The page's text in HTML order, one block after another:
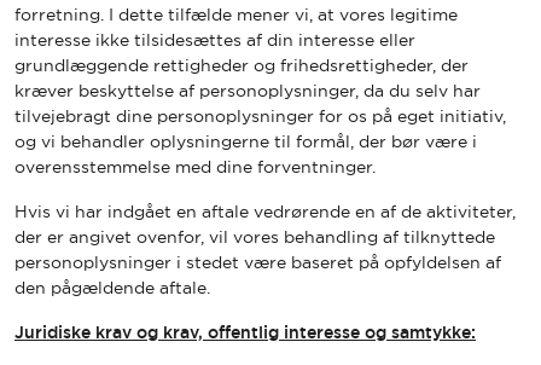
forretning. I dette tilfælde mener vi, at vores legitime
interesse ikke tilsidesættes af din interesse eller
grundlæggende rettigheder og frihedsrettigheder, der
kræver beskyttelse af personoplysninger, da du selv har
tilvejebragt dine personoplysninger for os på eget initiativ,
og vi behandler oplysningerne til formål, der bør være i
overensstemmelse med dine forventninger.
Hvis vi har indgået en aftale vedrørende en af de aktiviteter,
der er angivet ovenfor, vil vores behandling af tilknyttede
personoplysninger i stedet være baseret på opfyldelsen af
den pågældende aftale.
Juridiske krav og krav, offentlig interesse og samtykke: